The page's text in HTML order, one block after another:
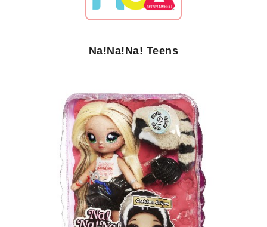
Na!Na!Na! Teens